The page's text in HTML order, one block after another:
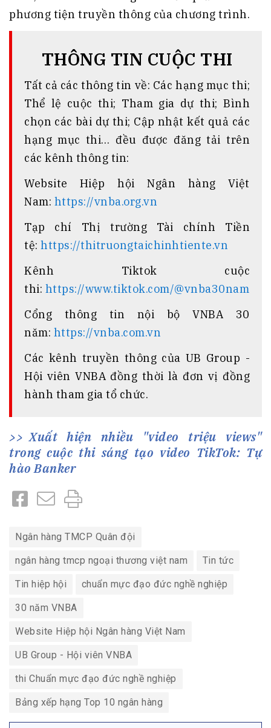
phương tiện truyền thông của chương trình.
THÔNG TIN CUỘC THI
Tất cả các thông tin về: Các hạng mục thi;
Thể lệ cuộc thi; Tham gia dự thi; Bình
chọn các bài dự thi; Cập nhật kết quả các
hạng mục thi… đều được đăng tải trên
các kênh thông tin:
Website Hiệp hội Ngân hàng Việt
Nam: https://vnba.org.vn
Tạp chí Thị trường Tài chính Tiền
tệ: https://thitruongtaichinhtiente.vn
Kênh Tiktok cuộc
thi: https://www.tiktok.com/@vnba30nam
Cổng thông tin nội bộ VNBA 30
năm: https://vnba.com.vn
Các kênh truyền thông của UB Group -
Hội viên VNBA đồng thời là đơn vị đồng
hành tham gia tổ chức.
Xuất hiện nhiều "video triệu views"
trong cuộc thi sáng tạo video TikTok: Tự
hào Banker
Ngân hàng TMCP Quân đội
ngân hàng tmcp ngoại thương việt nam Tin tức
Tin hiệp hội chuẩn mực đạo đức nghề nghiệp
30 năm VNBA
Website Hiệp hội Ngân hàng Việt Nam
UB Group - Hội viên VNBA
thi Chuẩn mực đạo đức nghề nghiệp
Bảng xếp hạng Top 10 ngân hàng